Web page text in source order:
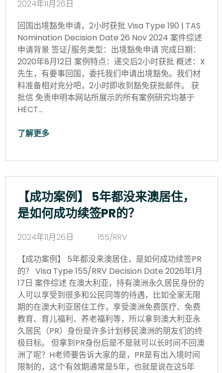
2024年11月26日
回国出境豁免申请，2小时获批 Visa Type 190 | TAS
Nomination Decision Date 26 Nov 2024 案件综述
申请背景 签证/服务类型：出境豁免申请 完成日期：
2020年8月12日 案例特点：递交后2小时获批 概述：X
先生，有要事回国，委托我们申请出境豁免。我们材
料准备相对充分吧，2小时即收到豁免获批邮件。 获
批信 免责申明本网站所展示的所有案例研究均基于
HECT…
了解更多
【成功案例】 5年都没来澳居住，
是如何成功续签PR的？
2024年11月26日
155/RRV
【成功案例】 5年都没来澳居住，是如何成功续签PR
的？ Visa Type 155/RRV Decision Date 2026年1月
17日 案件综述 在澳大利亚，持有澳洲永久居民身份的
人可以享受到很多和公民同等的待遇，比如全家无限
期的在澳大利亚居住工作，享受澳洲免费医疗、免费
教育、育儿福利、养老福利等，所以拿到澳大利亚永
久居民（PR）身份是许多计划移民澳洲的朋友们的终
极目标。 但拿到PR身份后是不是就可以长时间不回澳
洲了呢？H老师要告诉大家的是，PR是有出入境时间
限制的，这个有效期通常是5年，也就是说在这5年